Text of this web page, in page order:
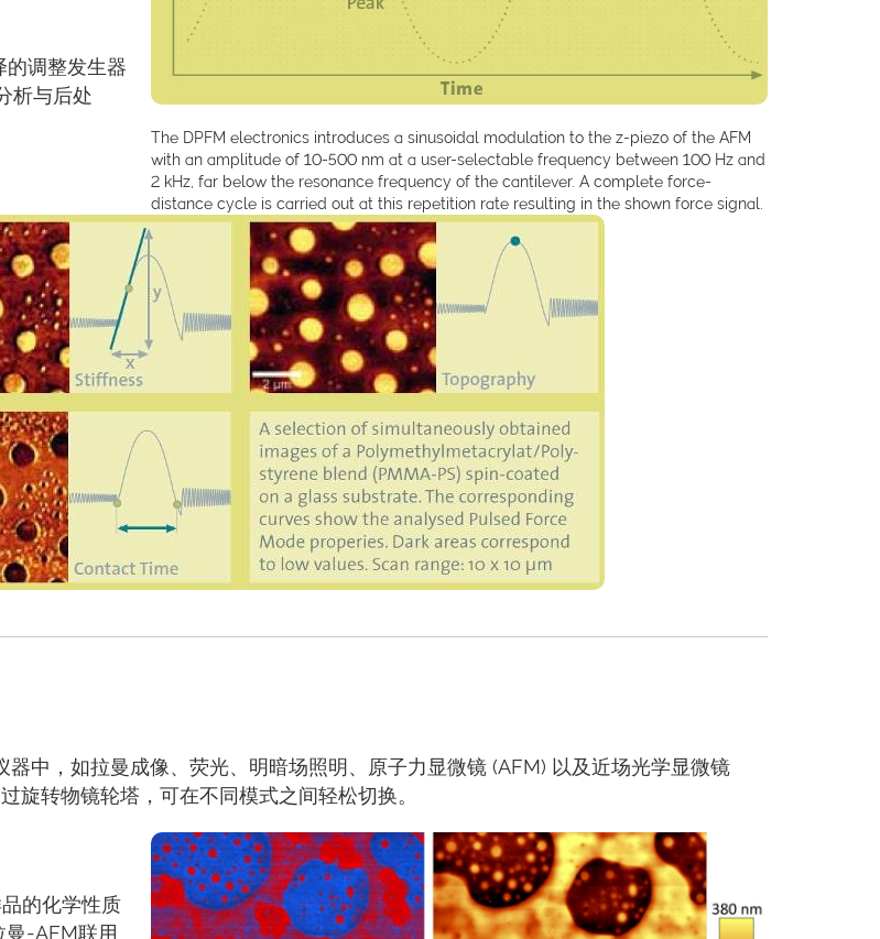
的调整发生器
析与后处
The DPFM electronics introduces a sinusoidal modulation to the z-piezo of the AFM
with an amplitude of 10-500 nm at a user-selectable frequency between 100 Hz and
2 kHz, far below the resonance frequency of the cantilever. A complete force-
distance cycle is carried out at this repetition rate resulting in the shown force signal.
中，如拉曼成像、荧光、明暗场照明、原子力显微镜 (AFM) 以及近场光学显微镜
旋转物镜轮塔，可在不同模式之间轻松切换。
的化学性质
-AFM联用